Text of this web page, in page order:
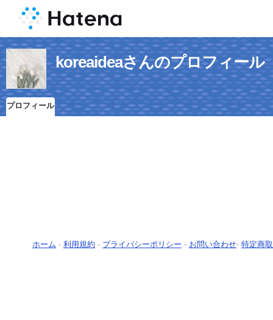
koreaideaさんのプロフィール
プロフィール
ホーム - 利用規約 - プライバシーポリシー - お問い合わせ- 特定商